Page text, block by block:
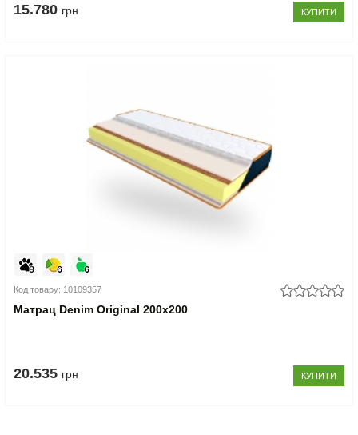
15.780 грн КУПИТИ
Код товару: 10109357
Матрац Denim Original 200x200
20.535 грн КУПИТИ